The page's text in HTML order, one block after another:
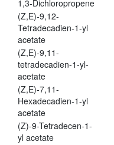
1,3-Dichloropropene
(Z,E)-9,12-
Tetradecadien-1-yl
acetate
(Z,E)-9,11-
tetradecadien-1-yl-
acetate
(Z,E)-7,11-
Hexadecadien-1-yl
acetate
(Z)-9-Tetradecen-1-
yl acetate